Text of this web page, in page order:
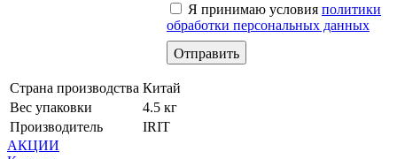
Я принимаю условия политики
обработки персональных данных
Страна производства Китай
Вес упаковки
4.5 кг
Производитель
IRIT
АКЦИИ